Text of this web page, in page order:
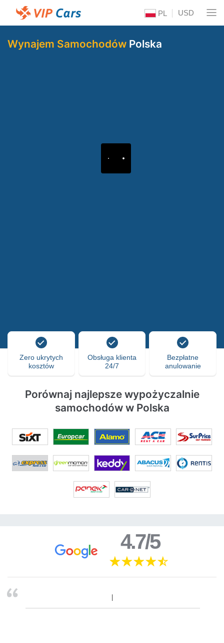
PL USD
Wynajem Samochodów Polska
Zero ukrytych
kosztów
Obsługa klienta
24/7
Bezpłatne
anulowanie
Porównaj najlepsze wypożyczalnie
samochodów w Polska
4.7/5